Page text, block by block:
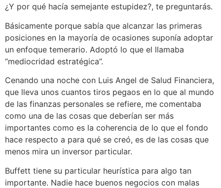
¿Y por qué hacía semejante estupidez?, te preguntarás.
Básicamente porque sabía que alcanzar las primeras
posiciones en la mayoría de ocasiones suponía adoptar
un enfoque temerario. Adoptó lo que el llamaba
“mediocridad estratégica”.
Cenando una noche con Luis Angel de Salud Financiera,
que lleva unos cuantos tiros pegaos en lo que al mundo
de las finanzas personales se refiere, me comentaba
como una de las cosas que deberían ser más
importantes como es la coherencia de lo que el fondo
hace respecto a para qué se creó, es de las cosas que
menos mira un inversor particular.
Buffett tiene su particular heurística para algo tan
importante. Nadie hace buenos negocios con malas